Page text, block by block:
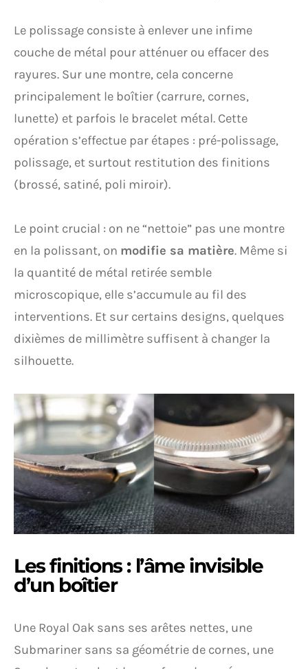
Le polissage consiste à enlever une infime
couche de métal pour atténuer ou effacer des
rayures. Sur une montre, cela concerne
principalement le boîtier (carrure, cornes,
lunette) et parfois le bracelet métal. Cette
opération s’effectue par étapes : pré-polissage,
polissage, et surtout restitution des finitions
(brossé, satiné, poli miroir).
Le point crucial : on ne “nettoie” pas une montre
en la polissant, on modifie sa matière. Même si
la quantité de métal retirée semble
microscopique, elle s’accumule au fil des
interventions. Et sur certains designs, quelques
dixièmes de millimètre suffisent à changer la
silhouette.
Les finitions : l’âme invisible
d’un boîtier
Une Royal Oak sans ses arêtes nettes, une
Submariner sans sa géométrie de cornes, une